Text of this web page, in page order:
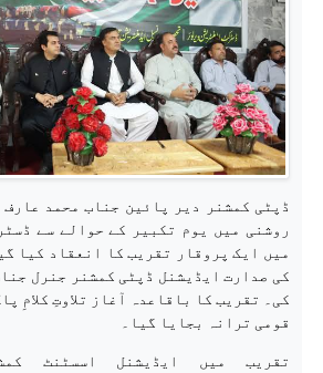
ڈپٹی کمشنر دیر پائین جناب محمد
روشنی میں یوم تکبیر کے حوالے سے
میں ایک پروقار تقریب کا انعقاد کیا
کی صدارت ایڈیشنل ڈپٹی کمشنر جنرل
کی۔ تقریب کا باقاعدہ آغاز تلاوتِ کلامِ
قومی ترانہ بجایا گیا۔
تقریب میں ایڈیشنل اسسٹنٹ